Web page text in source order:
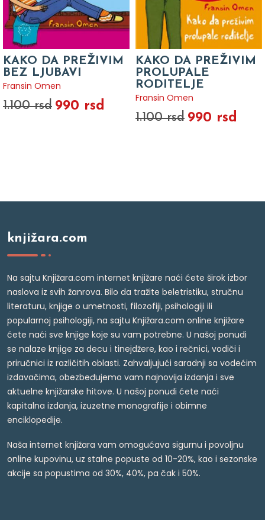
KAKO DA PREŽIVIM
BEZ LJUBAVI
Fransin Omen
1.100 rsd 990 rsd
KAKO DA PREŽIVIM
PROLUPALE
RODITELJE
Fransin Omen
1.100 rsd 990 rsd
knjižara.com
Na sajtu Knjižara.com internet knjižare naći ćete širok izbor
naslova iz svih žanrova. Bilo da tražite beletristiku, stručnu
literaturu, knjige o umetnosti, filozofiji, psihologiji ili
popularnoj psihologiji, na sajtu Knjižara.com online knjižare
ćete naći sve knjige koje su vam potrebne. U našoj ponudi
se nalaze knjige za decu i tinejdžere, kao i rečnici, vodiči i
priručnici iz različitih oblasti. Zahvaljujući saradnji sa vodećim
izdavačima, obezbeđujemo vam najnovija izdanja i sve
aktuelne knjižarske hitove. U našoj ponudi ćete naći
kapitalna izdanja, izuzetne monografije i obimne
enciklopedije.
Naša internet knjižara vam omogućava sigurnu i povoljnu
online kupovinu, uz stalne popuste od 10-20%, kao i sezonske
akcije sa popustima od 30%, 40%, pa čak i 50%.